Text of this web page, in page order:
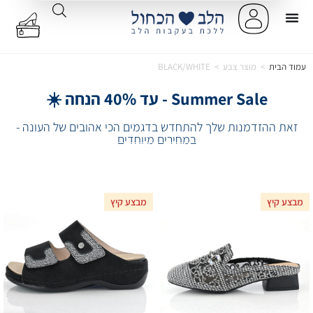
עמוד הבית > מוצר צבע >
BLACK/WHITE
Summer Sale - עד 40% הנחה ☀️
זאת ההזדמנות שלך להתחדש בדגמים הכי אהובים של העונה -
במחירים מיוחדים
מבצע קיץ מבצע קיץ